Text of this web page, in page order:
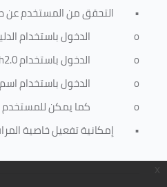
• التحقق من المستخدم عن
o
الدخول باستخدام
o
الدخول باستخدام
o
الدخول باستخدام
o
كما يمكن للمستخدم
• إمكانية تفعيل خاصية